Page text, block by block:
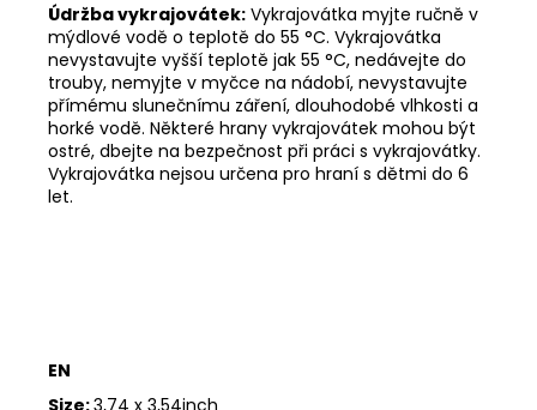
Údržba vykrajovátek: Vykrajovátka myjte ručně v
mýdlové vodě o teplotě do 55 °C. Vykrajovátka
nevystavujte vyšší teplotě jak 55 °C, nedávejte do
trouby, nemyjte v myčce na nádobí, nevystavujte
přímému slunečnímu záření, dlouhodobé vlhkosti a
horké vodě. Některé hrany vykrajovátek mohou být
ostré, dbejte na bezpečnost při práci s vykrajovátky.
Vykrajovátka nejsou určena pro hraní s dětmi do 6
let.
EN
Size:3,74 x 3,54inch